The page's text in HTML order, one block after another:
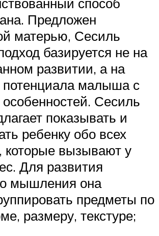
Предложен
матерью, Сесиль
базируется не на
развитии, а на
потенциала малыша с
особенностей. Сесиль
показывать и
ребенку обо всех
которые вызывают у
Для развития
мышления она
предметы по
размеру, текстуре;